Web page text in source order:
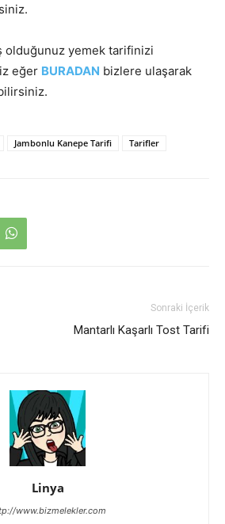
olduğunuz yemek tarifinizi
eğer BURADAN bizlere ulaşarak
Jambonlu Kanepe Tarifi Tarifler
Sonraki İçerik
Mantarlı Kaşarlı Tost Tarifi
Linya
www.bizmelekler.com